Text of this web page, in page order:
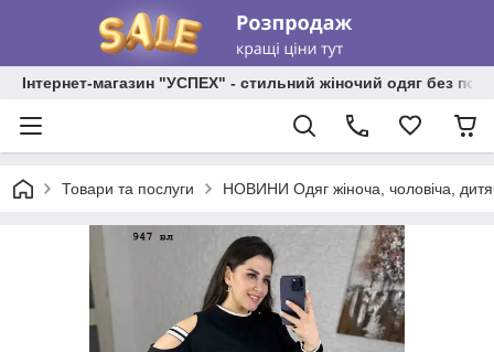
Інтернет-магазин "УСПЕХ" - стильний жіночий одяг без
Товари та послуги НОВИНИ Одяг жіноча, чоловіча,